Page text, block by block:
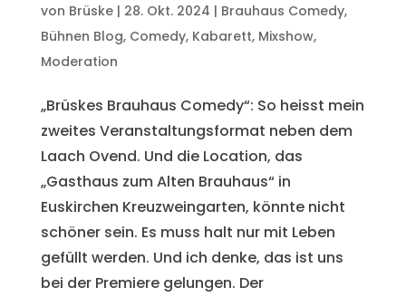
von Brüske| 28. Okt. 2024 | Brauhaus Comedy,
Bühnen Blog, Comedy, Kabarett, Mixshow,
Moderation
„Brüskes Brauhaus Comedy“: So heisst mein
zweites Veranstaltungsformat neben dem
Laach Ovend. Und die Location, das
„Gasthaus zum Alten Brauhaus“ in
Euskirchen Kreuzweingarten, könnte nicht
schöner sein. Es muss halt nur mit Leben
gefüllt werden. Und ich denke, das ist uns
bei der Premiere gelungen. Der